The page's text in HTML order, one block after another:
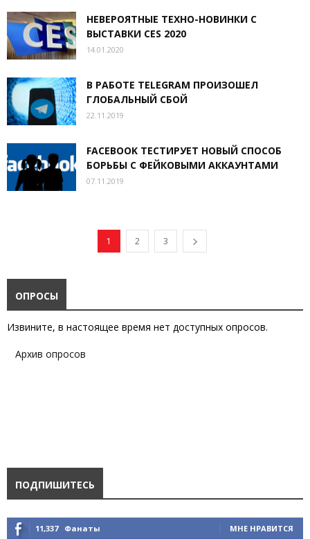
НЕВЕРОЯТНЫЕ ТЕХНО-НОВИНКИ С
ВЫСТАВКИ CES 2020
14.01.2020
В РАБОТЕ TELEGRAM ПРОИЗОШЕЛ
ГЛОБАЛЬНЫЙ СБОЙ
22.11.2019
FACEBOOK ТЕСТИРУЕТ НОВЫЙ СПОСОБ
БОРЬБЫ С ФЕЙКОВЫМИ АККАУНТАМИ
07.11.2019
1 2 3
ОПРОСЫ
Извините, в настоящее время нет доступных опросов.
Архив опросов
ПОДПИШИТЕСЬ
11,337 Фанаты МНЕ НРАВИТСЯ